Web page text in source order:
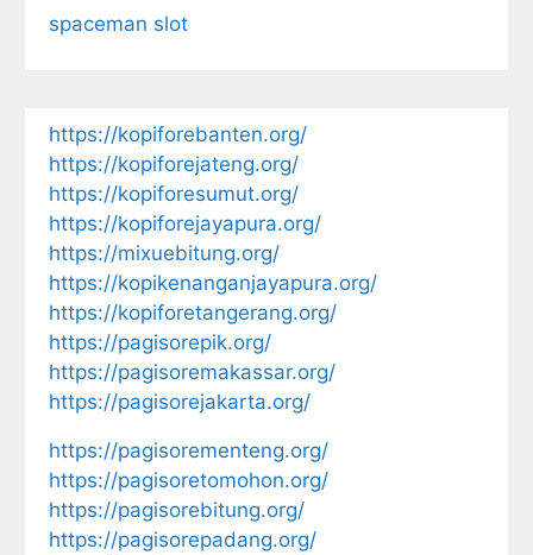
spaceman slot
https://kopiforebanten.org/
https://kopiforejateng.org/
https://kopiforesumut.org/
https://kopiforejayapura.org/
https://mixuebitung.org/
https://kopikenanganjayapura.org/
https://kopiforetangerang.org/
https://pagisorepik.org/
https://pagisoremakassar.org/
https://pagisorejakarta.org/
https://pagisorementeng.org/
https://pagisoretomohon.org/
https://pagisorebitung.org/
https://pagisorepadang.org/